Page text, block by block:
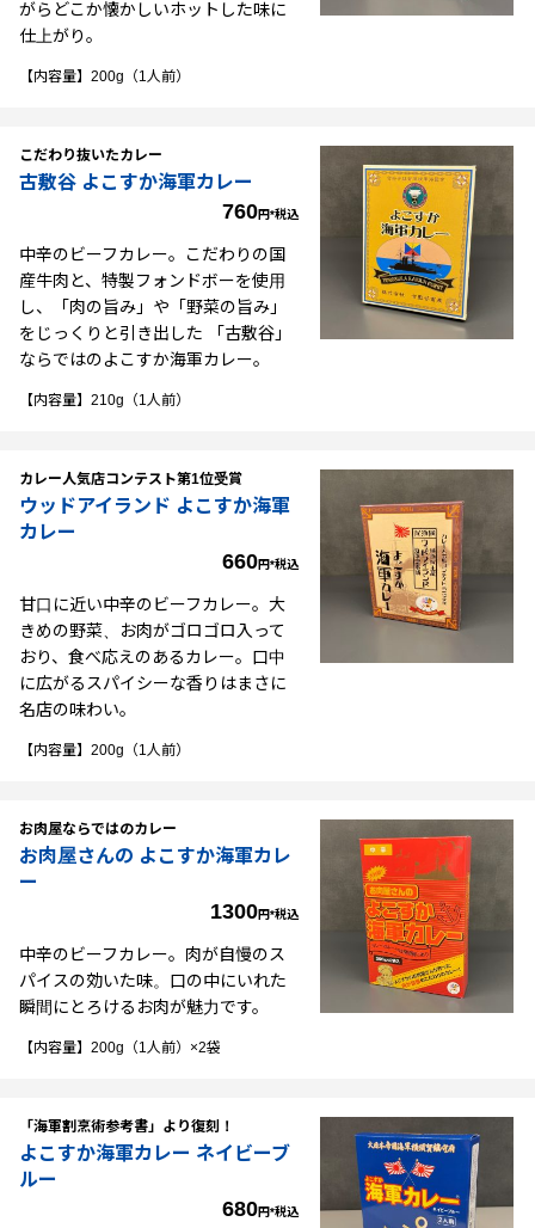
がらどこか懐かしいホットした味に
仕上がり。
【内容量】200g（1人前）
こだわり抜いたカレー
古敷谷 よこすか海軍カレー
760円*税込
中辛のビーフカレー。こだわりの国
産牛肉と、特製フォンドボーを使用
し、「肉の旨み」や「野菜の旨み」
をじっくりと引き出した 「古敷谷」
ならではのよこすか海軍カレー。
【内容量】210g（1人前）
カレー人気店コンテスト第1位受賞
ウッドアイランド よこすか海軍
カレー
660円*税込
甘口に近い中辛のビーフカレー。大
きめの野菜、お肉がゴロゴロ入って
おり、食べ応えのあるカレー。口中
に広がるスパイシーな香りはまさに
名店の味わい。
【内容量】200g（1人前）
お肉屋ならではのカレー
お肉屋さんの よこすか海軍カレ
ー
1300円*税込
中辛のビーフカレー。肉が自慢のス
パイスの効いた味。口の中にいれた
瞬間にとろけるお肉が魅力です。
【内容量】200g（1人前）×2袋
「海軍割烹術参考書」より復刻！
よこすか海軍カレー ネイビーブ
ルー
680円*税込